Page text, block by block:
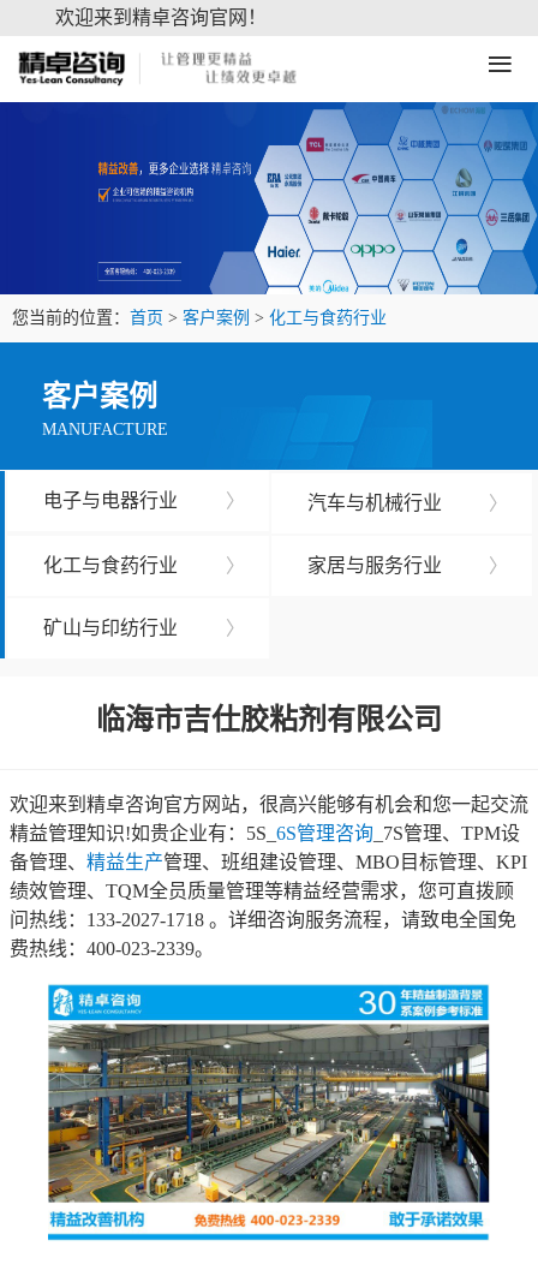
欢迎来到精卓咨询官网！
≡
您当前的位置： 首页 > 客户案例 > 化工与食药行业
客户案例
MANUFACTURE
电子与电器行业 〉 汽车与机械行业 〉
化工与食药行业 〉 家居与服务行业 〉
矿山与印纺行业 〉
临海市吉仕胶粘剂有限公司
欢迎来到精卓咨询官方网站，很高兴能够有机会和您一起交流
精益管理知识!如贵企业有：5S_ 6S管理咨询 _7S管理、TPM设
备管理、 精益生产管理、班组建设管理、MBO目标管理、KPI
绩效管理、TQM全员质量管理等精益经营需求，您可直拨顾
问热线：133-2027-1718 。详细咨询服务流程，请致电全国免
费热线：400-023-2339。